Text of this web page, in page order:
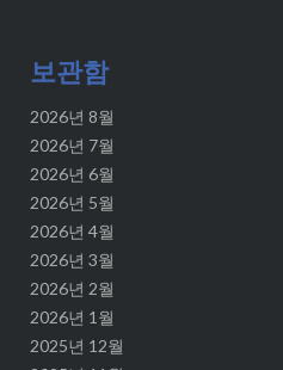
보관함
2026년 8월
2026년 7월
2026년 6월
2026년 5월
2026년 4월
2026년 3월
2026년 2월
2026년 1월
2025년 12월